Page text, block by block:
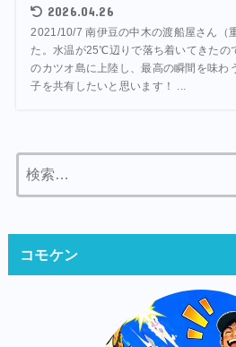
2026.04.26
2021/10/7 南伊豆の中木の渡船屋さん（
た。水温が25℃辺りで落ち着いてきたの
のカツオ島に上陸し、最高の瞬間を味わ
子を共有したいと思います！ ...
索:
コモケン